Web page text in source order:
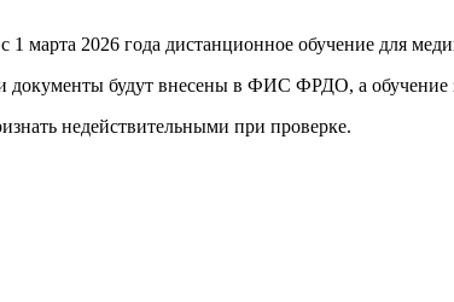
1 марта 2026 года дистанционное обучение для
документы будут внесены в ФИС ФРДО, а обучение
недействительными при проверке.